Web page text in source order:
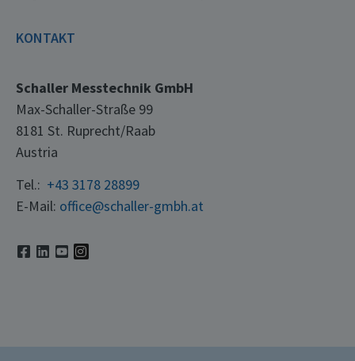
KONTAKT
Schaller Messtechnik GmbH
Max-Schaller-Straße 99
8181 St. Ruprecht/Raab
Austria
Tel.: +43 3178 28899
E-Mail: office@schaller-gmbh.at